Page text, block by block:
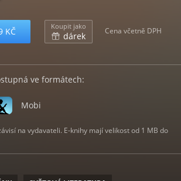
KČ Koupit jako
dárek Cena včetně DPH
ve formátech:
Mobi
na vydavateli. E-knihy mají velikost od 1 MB do